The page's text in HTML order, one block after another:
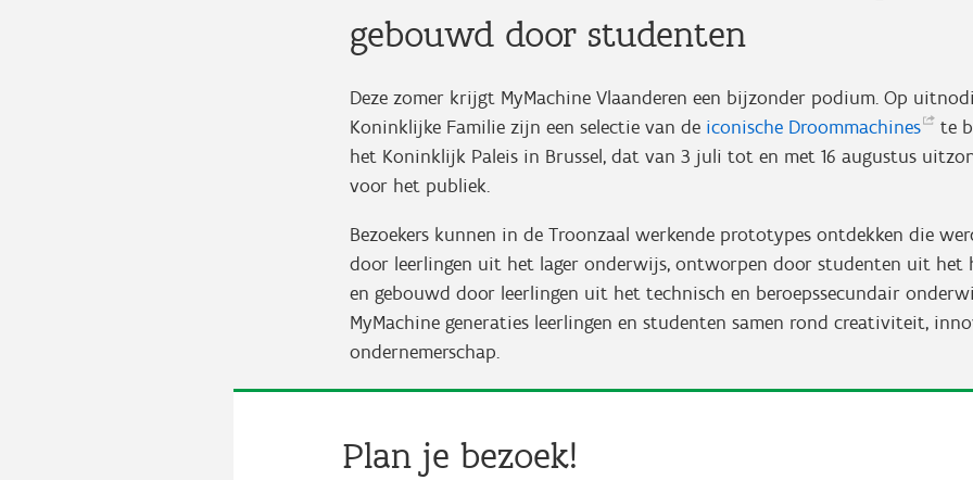
gebouwd door studenten
Deze zomer krijgt MyMachine Vlaanderen een bijzonder podium. Op
Koninklijke Familie zijn een selectie van de iconische Droommachines
te
het Koninklijk Paleis in Brussel, dat van 3 juli tot en met 16 augustus
voor het publiek.
Bezoekers kunnen in de Troonzaal werkende prototypes ontdekken die
door leerlingen uit het lager onderwijs, ontworpen door studenten uit het
en gebouwd door leerlingen uit het technisch en beroepssecundair
MyMachine generaties leerlingen en studenten samen rond creativiteit,
ondernemerschap.
Plan je bezoek!